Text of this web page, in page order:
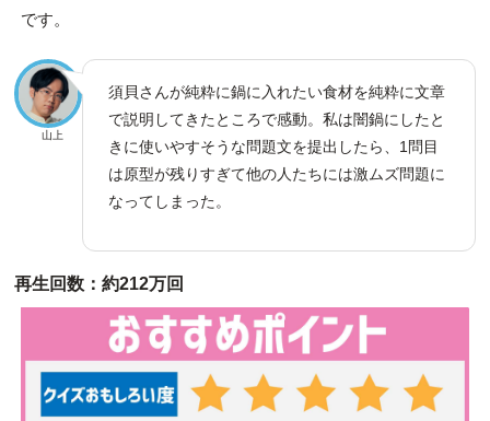
です。
山上
須貝さんが純粋に鍋に入れたい食材を純粋に文章
で説明してきたところで感動。私は闇鍋にしたと
きに使いやすそうな問題文を提出したら、1問目
は原型が残りすぎて他の人たちには激ムズ問題に
なってしまった。
再生回数：約212万回